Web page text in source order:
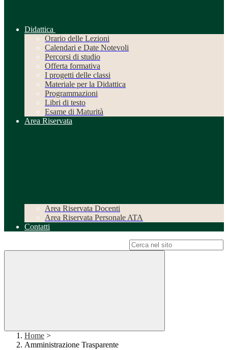
Didattica
Orario delle Lezioni
Calendari e Date Notevoli
Percorsi di studio
Offerta formativa
I progetti delle classi
Materiale per la Didattica
Programmazioni
Libri di testo
Esame di Maturità
Area Riservata
Area Riservata Docenti
Area Riservata Personale ATA
Contatti
Home >
Amministrazione Trasparente